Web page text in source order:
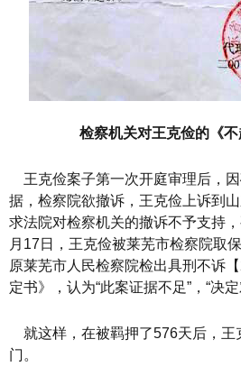
检察机关对王克俭的《不
王克俭案子第一次开庭审理后，
据，检察院欲撤诉，王克俭上诉到
求法院对检察机关的撤诉不予支持
月17日，王克俭被莱芜市检察院取
原莱芜市人民检察院检出具刑不诉
定书》，认为“此案证据不足”，“决定
就这样，在被羁押了576天后，王
门。